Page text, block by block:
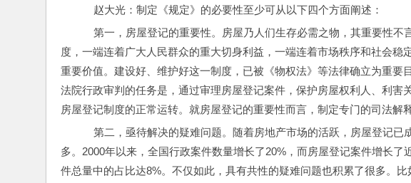
赵大光：制定《规定》的必要性至少可从以下四个方面阐述：
第一，房屋登记的重要性。房屋乃人们生存必需之物，其重要性不
度，一端连着广大人民群众的重大切身利益，一端连着市场秩序和社会
重要价值。建设好、维护好这一制度，已被《物权法》等法律确立为重要
法院行政审判的任务是，通过审理房屋登记案件，保护房屋权利人、利害
房屋登记制度的正常运转。就房屋登记的重要性而言，制定专门的司法解
第二，亟待解决的疑难问题。随着房地产市场的活跃，房屋登记已
多。2000年以来，全国行政案件数量增长了20%，而房屋登记案件增长
件总量中的占比达8%。不仅如此，具有共性的疑难问题也积累了很多。